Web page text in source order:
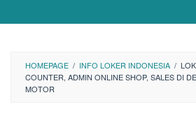
HOMEPAGE / INFO LOKER INDONESIA /
COUNTER, ADMIN ONLINE SHOP, SALES DI
MOTOR